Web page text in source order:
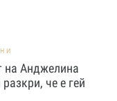
на Анджелина
че е гей